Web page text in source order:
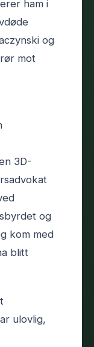
ham i
og
mot
3D-
og
kom med
blitt
ulovlig,